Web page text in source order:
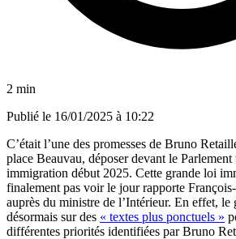
2 min
Publié le 16/01/2025 à 10:22
C’était l’une des promesses de Bruno
place Beauvau, déposer devant le
immigration début 2025. Cette grande loi
finalement pas voir le jour rapporte
auprès du ministre de l’Intérieur. En effet, le
désormais sur des « textes plus ponctuels »
différentes priorités identifiées par Bruno